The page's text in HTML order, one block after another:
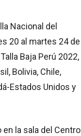
Nacional del
20 al martes 24 de
Baja Perú 2022,
Bolivia, Chile,
Estados Unidos y
la sala del Centro